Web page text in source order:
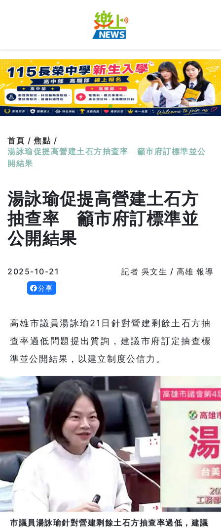
首頁 / 焦點 /
湯詠瑜促提高營建土石方抽查率 籲市府訂標準並公
開結果
湯詠瑜促提高營建土石方
抽查率 籲市府訂標準並
公開結果
2025-10-21 記者 吳文生 / 高雄 報導
分享
高雄市議員湯詠瑜21日針對營建剩餘土石方抽
查率過低問題提出質詢，建議市府訂定抽查標
準並公開結果，以建立制度公信力。
市議員湯詠瑜針對營建剩餘土石方抽查率過低，建議